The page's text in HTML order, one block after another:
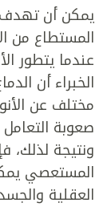
يمكن أن تهدف
المستطاع من
عندما يتطور
الخبراء أن
مختلف عن
صعوبة التعامل
ونتيجة لذلك،
المستعصي
العقلية